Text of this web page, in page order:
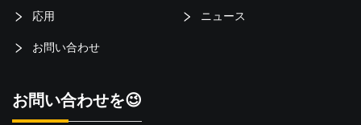
応用 ニュース
お問い合わせ
お問い合わせを😉